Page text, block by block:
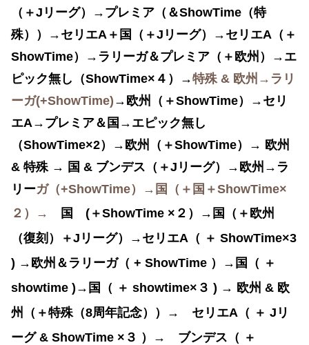
（＋Jリーグ）→プレミア（＆ShowTime（特
殊））→セリエA＋国（＋J リーグ）→セリエA（＋
ShowTime）→ ラリーガ＆プレミア（＋欧州）→エ
ピック無し（ShowTime×４）→特殊 & 欧州→ラリ
ーガ(+ShowTime) →欧州（＋ShowTime）→セリ
エA→ プレミア＆国→ エピック無し
（ShowTime×2）→欧州（＋ShowTime）→ 欧州
& 特殊 → 国 & ブンデス（＋Jリーグ）→欧州 →ラ
リーガ（+ShowTime）→国（＋国＋ShowTime×
２）→
国 (＋ShowTime ×２ ）
→国（＋欧州
（復刻）＋Jリーグ）→セリエA（ ＋ ShowTime×3
) →欧州＆ラリーガ（ + ShowTime ）→国（ ＋
showtime )→国（ ＋ showtime×３ ) → 欧州 & 欧
州（＋特殊（8周年記念））→ セリエA（ ＋ Jリ
ーグ & ShowTime ×３ ）→ ブンデス （ ＋